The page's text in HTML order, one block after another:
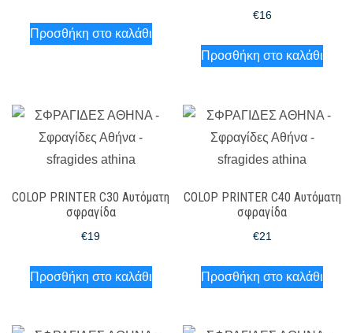
Προσθήκη στο καλάθι
€16
Προσθήκη στο καλάθι
COLOP PRINTER C30 Αυτόματη
σφραγίδα
€19
Προσθήκη στο καλάθι
COLOP PRINTER C40 Αυτόματη
σφραγίδα
€21
Προσθήκη στο καλάθι